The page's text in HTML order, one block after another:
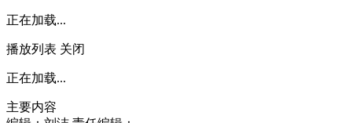
正在加载...
播放列表 关闭
正在加载...
主要内容